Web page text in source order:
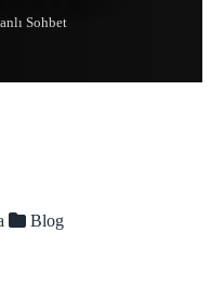
Sohbet
Blog